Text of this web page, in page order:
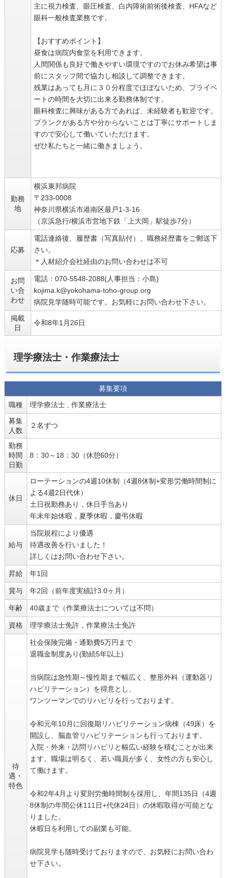
主に視力検査、眼圧検査、白内障術前術後検査、HFAなど
眼科一般検査業務です。
【おすすめポイント】
昼食は病院内食堂を利用できます。
人間関係も良好で働きやすい環境ですのでお休み希望は事
前にスタッフ間で協力し相談して調整できます。
残業はあっても月に３０分程度でほぼないため、プライベ
ートの時間を大切に出来る勤務体制です。
眼科検査に興味がある方であれば、未経験者も歓迎です。
ブランクがある方や分からないことは丁寧にサポートしま
すので安心して働いていただけます。
ぜひ私たちと一緒に働きましょう。
勤務
地
横浜東邦病院
〒233-0008
神奈川県横浜市港南区最戸1-3-16
（京浜急行/横浜市営地下鉄「上大岡」駅徒歩7分）
応募
電話連絡後、履歴書（写真貼付）、職務経歴書をご郵送下
さい。
＊人材紹介会社経由のお問い合わせは不可
お問
い合
わせ
電話：070-5548-2088(人事担当：小島)
kojima.k@yokohama-toho-group.org
病院見学随時可能です。お気軽にお問い合わせ下さい。
掲載
日
令和8年1月26日
理学療法士・作業療法士
募集要項
職種
理学療法士 , 作業療法士
募集
人数
２名ずつ
勤務
時間
日勤
8：30～18：30（休憩60分）
休日
ローテーションの4週10休制（4週8休制+変形労働時間制に
よる4週2日代休）
土日祝勤務あり，休日手当あり
年末年始休暇，夏季休暇，慶弔休暇
給与
当院規程により優遇
待遇改善を行いました！
詳しくはお問い合わせ下さい。
昇給 年1回
賞与 年2回（前年度実績計3.0ヶ月）
年齢 40歳まで（作業療法士については不問）
資格 理学療法士免許，作業療法士免許
待
遇・
特色
社会保険完備・通勤費5万円まで
退職金制度あり(勤続5年以上)
当病院は急性期～慢性期まで幅広く、整形外科（運動器リ
ハビリテーション）を得意とし、
ワンツーマンでのリハビリを行っております。
令和元年10月に回復期リハビリテーション病棟（49床）を
開設し、脳血管リハビリテーションも行っております。
入院・外来・訪問リハビリと幅広い経験を積むことが出来
ます。職場は明るく、若い職員が多く、女性の方も安心し
て働けます。
令和2年4月より変則労働時間制を採用し、年間135日（4週
8休制の年間公休111日+代休24日）の休暇取得が可能とな
りました。
休暇日を利用しての副業も可能。
病院見学も随時受けておりますので、お気軽にお問い合わ
せ下さい。